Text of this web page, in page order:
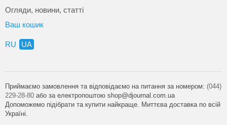
Огляди, новини, статті
Ваш кошик
RU UA
Приймаємо замовлення та відповідаємо на питання за номером: (044)
229-28-80 або за електропоштою shop@djournal.com.ua
Допоможемо підібрати та купити найкраще. Миттєва доставка по всій
Україні.